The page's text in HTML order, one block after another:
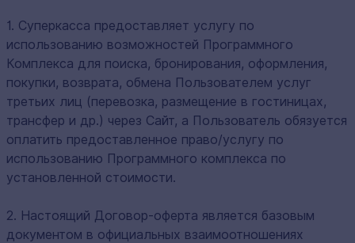
1. Суперкасса предоставляет услугу по
использованию возможностей Программного
Комплекса для поиска, бронирования, оформления,
покупки, возврата, обмена Пользователем услуг
третьих лиц (перевозка, размещение в гостиницах,
трансфер и др.) через Сайт, а Пользователь обязуется
оплатить предоставленное право/услугу по
использованию Программного комплекса по
установленной стоимости.
2. Настоящий Договор-оферта является базовым
документом в официальных взаимоотношениях